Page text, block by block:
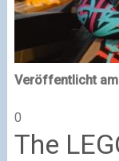
Veröffentlicht am
0
The